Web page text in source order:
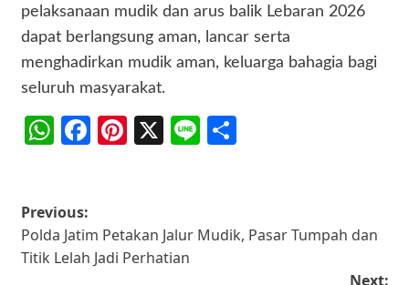
pelaksanaan mudik dan arus balik Lebaran 2026
dapat berlangsung aman, lancar serta
menghadirkan mudik aman, keluarga bahagia bagi
seluruh masyarakat.
WhatsApp
Facebook
Pinterest
X Line
Post
navigation
Previous:
Polda Jatim Petakan Jalur Mudik, Pasar Tumpah dan
Titik Lelah Jadi Perhatian
Next: